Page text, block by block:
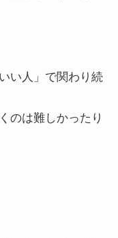
い人」で関わり続
のは難しかったり